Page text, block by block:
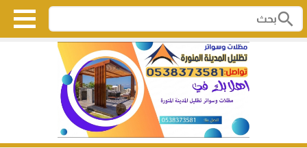
search